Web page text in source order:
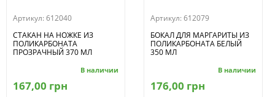
Артикул: 612040
СТАКАН НА НОЖКЕ ИЗ
ПОЛИКАРБОНАТА
ПРОЗРАЧНЫЙ 370 МЛ
В наличии
167,00 грн
Артикул: 612079
БОКАЛ ДЛЯ МАРГАРИТЫ ИЗ
ПОЛИКАРБОНАТА БЕЛЫЙ
350 МЛ
В наличии
176,00 грн